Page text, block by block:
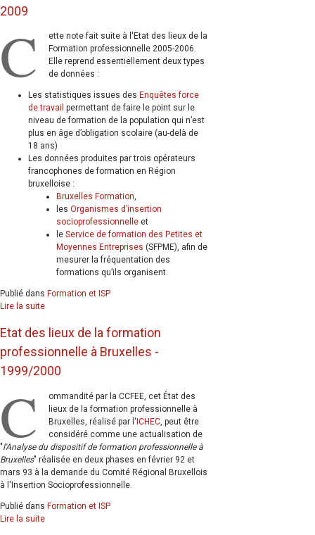
2009
C
ette note fait suite à l'Etat des lieux de la
Formation professionnelle 2005-2006.
Elle reprend essentiellement deux types
de données :
Les statistiques issues des Enquêtes force
de travail permettant de faire le point sur le
niveau de formation de la population qui n’est
plus en âge d’obligation scolaire (au-delà de
18 ans)
Les données produites par trois opérateurs
francophones de formation en Région
bruxelloise :
Bruxelles Formation,
les Organismes d’insertion
socioprofessionnelle et
le Service de formation des Petites et
Moyennes Entreprises (SFPME), afin de
mesurer la fréquentation des
formations qu’ils organisent.
Publié dans Formation et ISP
Lire la suite
Etat des lieux de la formation
professionnelle à Bruxelles -
1999/2000
C
ommandité par la CCFEE, cet État des
lieux de la formation professionnelle à
Bruxelles, réalisé par l'ICHEC , peut être
considéré comme une actualisation de
"l'Analyse du dispositif de formation professionnelle à
Bruxelles" réalisée en deux phases en février 92 et
mars 93 à la demande du Comité Régional Bruxellois
à l'Insertion Socioprofessionnelle.
Publié dans Formation et ISP
Lire la suite